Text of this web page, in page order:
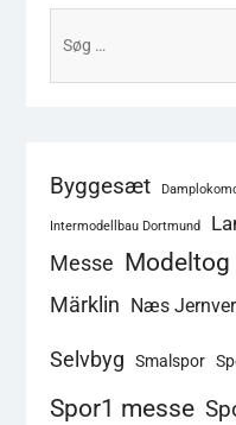
efter:
Byggesæt
Intermodellbau Dortmund
Messe Modeltog
Märklin Næs
Selvbyg Smalspor
Spor1 messe